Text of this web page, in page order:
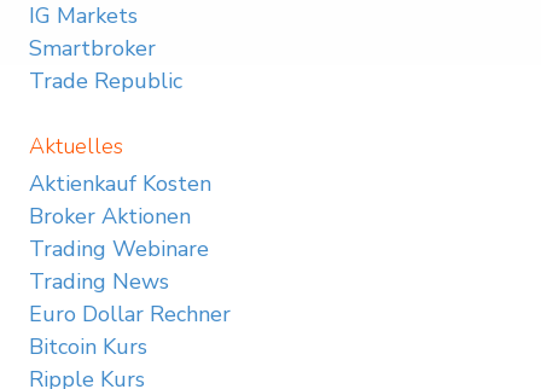
IG Markets
Smartbroker
Trade Republic
Aktuelles
Aktienkauf Kosten
Broker Aktionen
Trading Webinare
Trading News
Euro Dollar Rechner
Bitcoin Kurs
Ripple Kurs